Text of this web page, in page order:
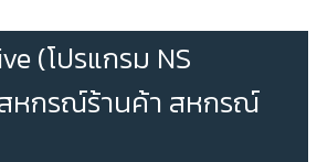
(โปรแกรม NS
หกรณ์ร้านค้า สหกรณ์